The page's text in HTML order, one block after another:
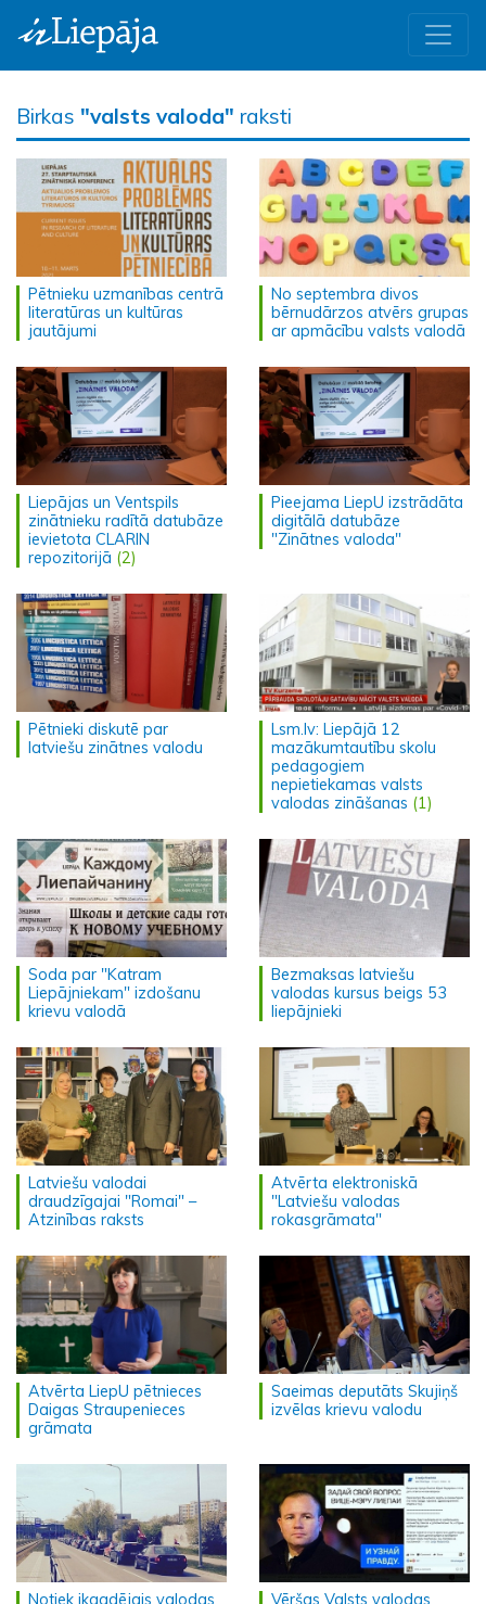
Birkas "valsts valoda" raksti
Pētnieku uzmanības centrā
literatūras un kultūras
jautājumi
No septembra divos
bērnudārzos atvērs grupas
ar apmācību valsts valodā
Liepājas un Ventspils
zinātnieku radītā datubāze
ievietota CLARIN
repozitorijā (2)
Pieejama LiepU izstrādāta
digitālā datubāze
"Zinātnes valoda"
Pētnieki diskutē par
latviešu zinātnes valodu
Lsm.lv: Liepājā 12
mazākumtautību skolu
pedagogiem
nepietiekamas valsts
valodas zināšanas (1)
Soda par "Katram
Liepājniekam" izdošanu
krievu valodā
Bezmaksas latviešu
valodas kursus beigs 53
liepājnieki
Latviešu valodai
draudzīgajai "Romai" –
Atzinības raksts
Atvērta elektroniskā
"Latviešu valodas
rokasgrāmata"
Atvērta LiepU pētnieces
Daigas Straupenieces
grāmata
Saeimas deputāts Skujiņš
izvēlas krievu valodu
Notiek ikgadējais valodas
Vēršas Valsts valodas